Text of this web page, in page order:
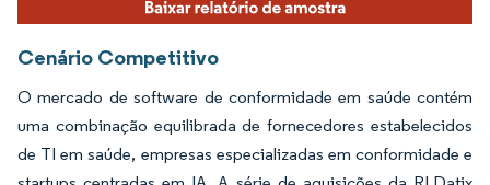
Cenário Competitivo
O mercado de software de conformidade em saúde contém
uma combinação equilibrada de fornecedores estabelecidos
de TI em saúde, empresas especializadas em conformidade e